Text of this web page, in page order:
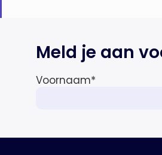
Meld je aan
Voornaam*